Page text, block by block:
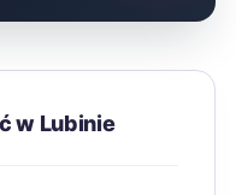
w Lubinie